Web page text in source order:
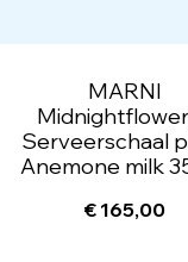
MARNI
Serveerschaal
Anemone milk
€ 165,00